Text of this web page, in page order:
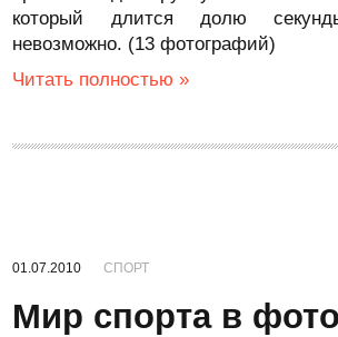
который длится долю
невозможно. (13 фотографий)
Читать полностью »
01.07.2010 СПОРТ
Мир спорта в